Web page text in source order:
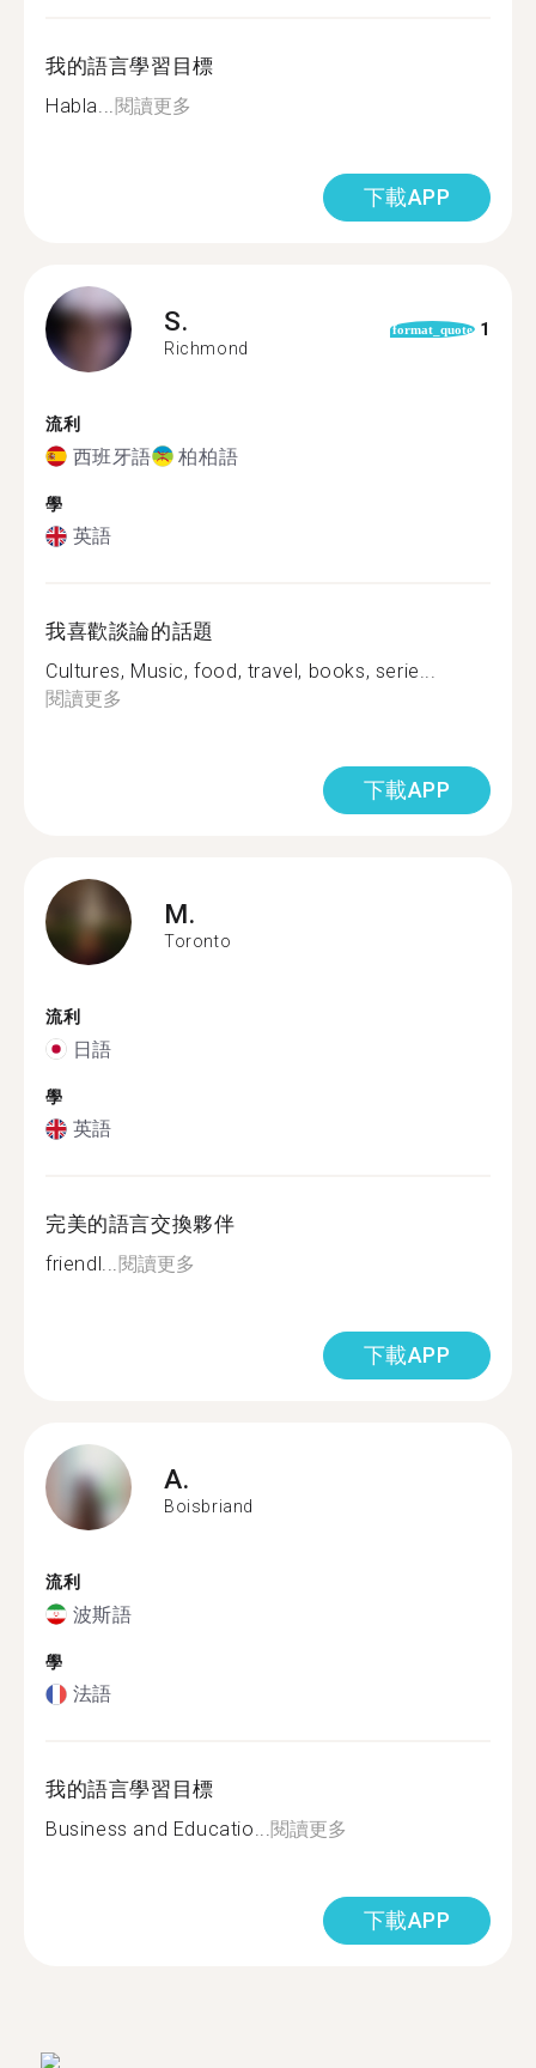
我的語言學習目標
Habla...閱讀更多
下載APP
S.
Richmond
format_quote 1
流利
西班牙語 柏柏語
學
英語
我喜歡談論的話題
Cultures, Music, food, travel, books, serie...
閱讀更多
下載APP
M.
Toronto
流利
日語
學
英語
完美的語言交換夥伴
friendl...閱讀更多
下載APP
A.
Boisbriand
流利
波斯語
學
法語
我的語言學習目標
Business and Educatio...閱讀更多
下載APP